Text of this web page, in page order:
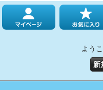
よう
新